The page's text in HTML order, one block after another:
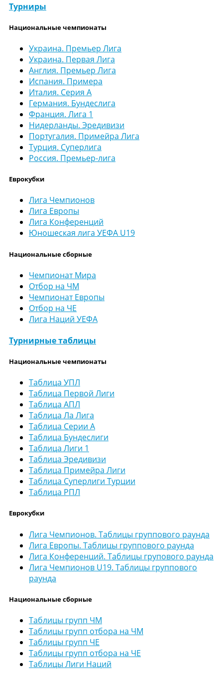
Турниры
Национальные чемпионаты
Украина. Премьер Лига
Украина. Первая Лига
Англия. Премьер Лига
Испания. Примера
Италия. Серия А
Германия. Бундеслига
Франция. Лига 1
Нидерланды. Эредивизи
Португалия. Примейра Лига
Турция. Суперлига
Россия. Премьер-лига
Еврокубки
Лига Чемпионов
Лига Европы
Лига Конференций
Юношеская лига УЕФА U19
Национальные сборные
Чемпионат Мира
Отбор на ЧМ
Чемпионат Европы
Отбор на ЧЕ
Лига Наций УЕФА
Турнирные таблицы
Национальные чемпионаты
Таблица УПЛ
Таблица Первой Лиги
Таблица АПЛ
Таблица Ла Лига
Таблица Серии А
Таблица Бундеслиги
Таблица Лиги 1
Таблица Эредивизи
Таблица Примейра Лиги
Таблица Суперлиги Турции
Таблица РПЛ
Еврокубки
Лига Чемпионов. Таблицы группового раунда
Лига Европы. Таблицы группового раунда
Лига Конференций. Таблицы групового раунда
Лига Чемпионов U19. Таблицы группового
раунда
Национальные сборные
Таблицы групп ЧМ
Таблицы групп отбора на ЧМ
Таблицы групп ЧЕ
Таблицы групп отбора на ЧЕ
Таблицы Лиги Наций